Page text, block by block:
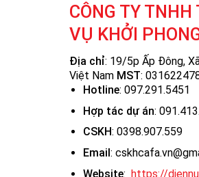
CÔNG TY
VỤ KHỞI
Địa chỉ: 19/5p Ấp Đông,
Việt Nam MST:
Hotline: 097.291.5451
Hợp tác dự án:
CSKH: 0398.907.559
Email:
Website:https://